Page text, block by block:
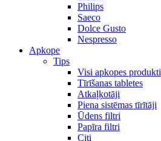
Philips
Saeco
Dolce Gusto
Nespresso
Apkope
Tips
Visi apkopes produkti
Tīrīšanas tabletes
Atkaļķotāji
Piena sistēmas tīrītāji
Ūdens filtri
Papīra filtri
Citi